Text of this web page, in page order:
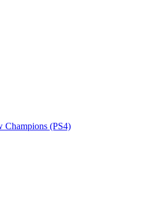
Champions (PS4)